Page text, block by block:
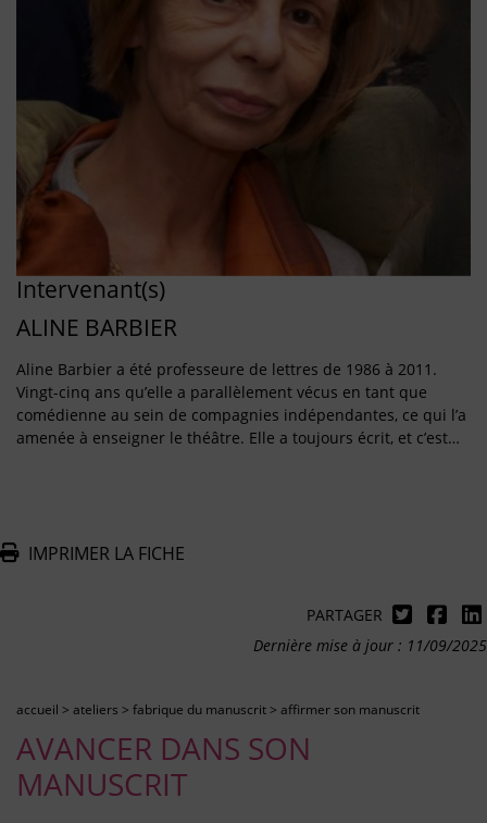
Intervenant(s)
ALINE BARBIER
Aline Barbier a été professeure de lettres de 1986 à 2011.
Vingt-cinq ans qu’elle a parallèlement vécus en tant que
comédienne au sein de compagnies indépendantes, ce qui l’a
amenée à enseigner le théâtre. Elle a toujours écrit, et c’est…
IMPRIMER LA FICHE
PARTAGER
Dernière mise à jour : 11/09/2025
accueil > ateliers > fabrique du manuscrit> affirmer son manuscrit
AVANCER DANS SON
MANUSCRIT